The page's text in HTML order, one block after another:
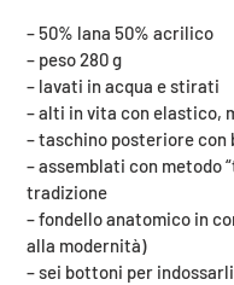
del
prodotto
nel
carrello
– 50% lana 50% acrilico
– peso 280 g
– lavati in acqua e stirati
– alti in vita con elastico,
– taschino posteriore con
– assemblati con metodo
tradizione
– fondello anatomico in
alla modernità)
– sei bottoni per